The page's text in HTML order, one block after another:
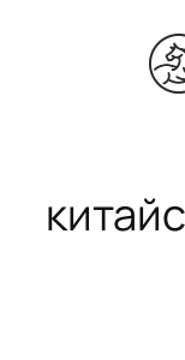
содержимому